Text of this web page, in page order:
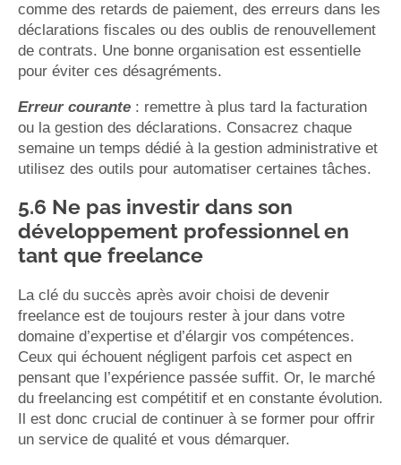
comme des retards de paiement, des erreurs dans les
déclarations fiscales ou des oublis de renouvellement
de contrats. Une bonne organisation est essentielle
pour éviter ces désagréments.
Erreur courante : remettre à plus tard la facturation
ou la gestion des déclarations. Consacrez chaque
semaine un temps dédié à la gestion administrative et
utilisez des outils pour automatiser certaines tâches.
5.6 Ne pas investir dans son
développement professionnel en
tant que freelance
La clé du succès après avoir choisi de devenir
freelance est de toujours rester à jour dans votre
domaine d’expertise et d’élargir vos compétences.
Ceux qui échouent négligent parfois cet aspect en
pensant que l’expérience passée suffit. Or, le marché
du freelancing est compétitif et en constante évolution.
Il est donc crucial de continuer à se former pour offrir
un service de qualité et vous démarquer.